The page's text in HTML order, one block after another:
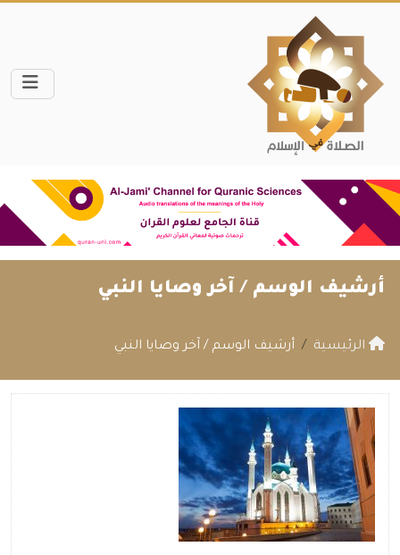
أرشيف الوسم / آخر وصايا النبي
الرئيسية أرشيف الوسم / آخر وصايا النبي